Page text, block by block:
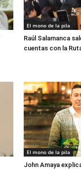
El mono de la pila
Raúl Salamanca
cuentas con la
El mono de la pila
John Amaya